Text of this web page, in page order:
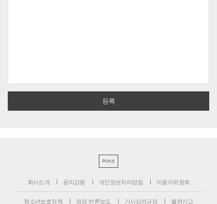
PC버전
회사소개 윤리강령 개인정보처리방침 이용자위원회
청소년보호정책 정정·반론보도 기사심의규정 불편신고